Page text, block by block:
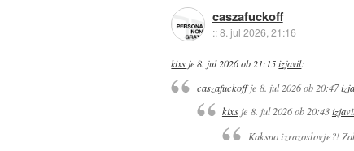
caszafuckoff
::8. jul 2026, 21:16
kixs je8. jul 2026 ob 21:15 izjavil:
caszafuckoffje 8. jul 2026 ob 20:47
kixsje 8. jul 2026 ob 20:43
Kaksno izrazoslovje?!